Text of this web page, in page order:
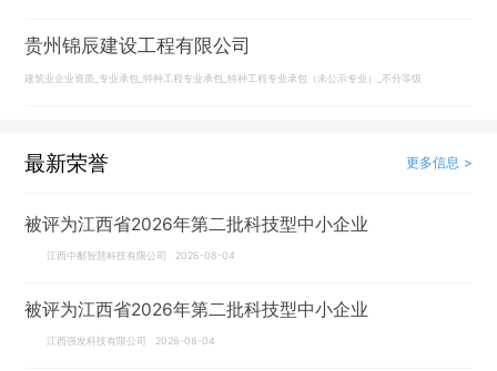
贵州锦辰建设工程有限公司
建筑业企业资质_专业承包_特种工程专业承包_特种工程专业承包（未公示专业）_不分等级
最新荣誉 更多信息 >
被评为江西省2026年第二批科技型中小企业
江西中鄱智慧科技有限公司 2026-08-04
被评为江西省2026年第二批科技型中小企业
江西强发科技有限公司 2026-08-04